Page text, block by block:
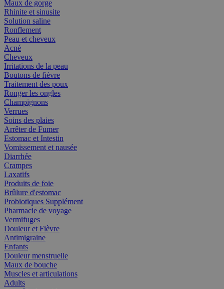
Maux de gorge
Rhinite et sinusite
Solution saline
Ronflement
Peau et cheveux
Acné
Cheveux
Irritations de la peau
Boutons de fièvre
Traitement des poux
Ronger les ongles
Champignons
Verrues
Soins des plaies
Arrêter de Fumer
Estomac et Intestin
Vomissement et nausée
Diarrhée
Crampes
Laxatifs
Produits de foie
Brûlure d'estomac
Probiotiques Supplément
Pharmacie de voyage
Vermifuges
Douleur et Fièvre
Antimigraine
Enfants
Douleur menstruelle
Maux de bouche
Muscles et articulations
Adults